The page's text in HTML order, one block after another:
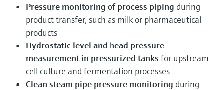
Pressure monitoring of process piping during
product transfer, such as milk or pharmaceutical
products
Hydrostatic level and head pressure
measurement in pressurized tanks for upstream
cell culture and fermentation processes
Clean steam pipe pressure monitoring during